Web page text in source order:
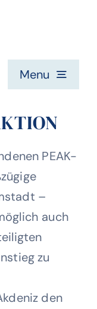
Menu
PEAK-
–
auch
zu
den